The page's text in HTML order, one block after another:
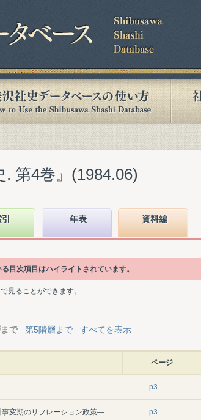
第4巻』(1984.06)
年表 資料編
目次項目はハイライトされています。
見ることができます。
で 第5階層まで すべてを表示
ページ
p3
変期のリフレーション政策― p3